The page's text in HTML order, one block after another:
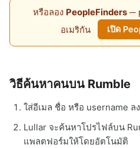
หรือลอง PeopleFinders─
อเมริกัน
เปิด
วิธีค้นหาคนบน Rumble
ใส่อีเมล ชื่อ หรือ username
Lullar จะค้นหาโปรไฟล์บน
แพลตฟอร์มให้โดยอัตโนมัติ